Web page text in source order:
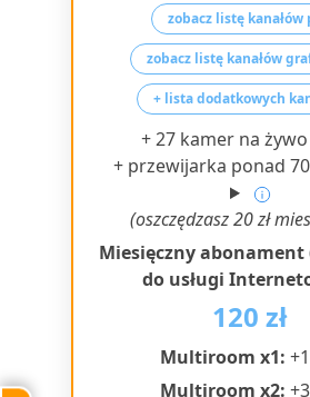
zobacz listę kanałów
zobacz listę kanałów
+ lista dodatkowych
+ 27 kamer na żywo
+ przewijarka ponad
(oszczędzasz 20 zł
Miesięczny abonament
do usługi
120 zł
Multiroom x1:
Multiroom x2: